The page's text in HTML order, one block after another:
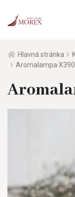
Hlavná stránka
Aromalampa